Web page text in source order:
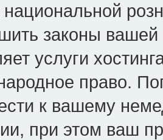
национальной
законы
услуги
право.
к вашему
при этом ваш